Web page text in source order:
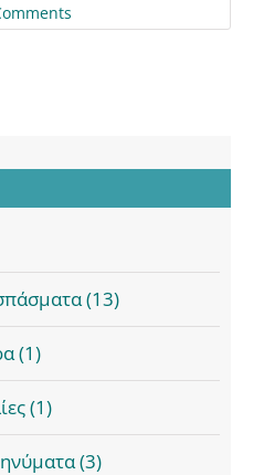
(13)
(1)
(1)
(3)